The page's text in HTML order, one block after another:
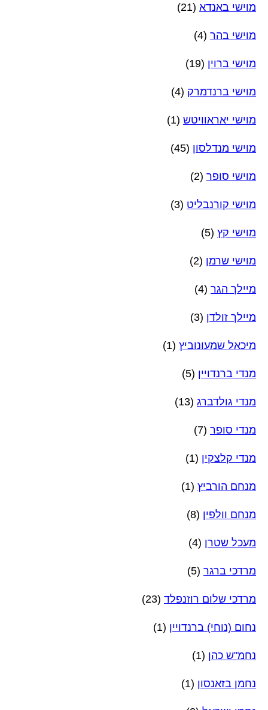
מוישי באנדא (21)
מוישי בהר (4)
מוישי ברוין (19)
מוישי ברנדמרק (4)
מוישי יאראוויטש (1)
מוישי מנדלסון (45)
מוישי סופר (2)
מוישי קורנבליט (3)
מוישי קץ (5)
מוישי שרמן (2)
מיילך הגר (4)
מיילך זולדן (3)
מיכאל שמעונוביץ (1)
מנדי ברנדויין (5)
מנדי גולדברג (13)
מנדי סופר (7)
מנדי קלצקין (1)
מנחם הורביץ (1)
מנחם וולפין (8)
מעכל שטרן (4)
מרדכי ברגר (5)
מרדכי שלום רוזנפלד (23)
נחום (נוחי) ברנדויין (1)
נחמ"ש כהן (1)
נחמן בזאנסון (1)